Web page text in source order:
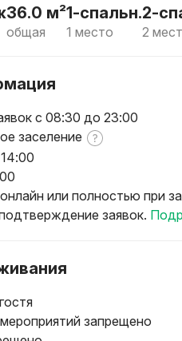
36.0 м²
общая
1-спальн.
1 место
2-
2
с 08:30 до 23:00
заселение
или полностью при
заявок.
запрещено